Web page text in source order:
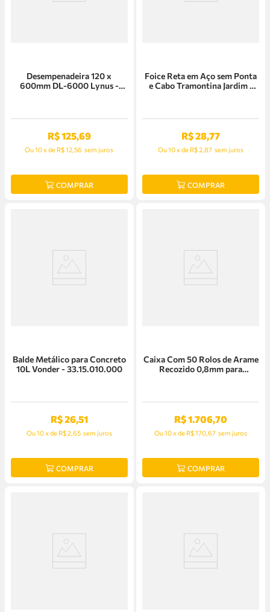
Desempenadeira 120 x
600mm DL-6000 Lynus -
R$125,69
Ou10xde R$ 12,56 sem juros
COMPRAR
Foice Reta em Aço sem Ponta
e Cabo Tramontina Jardim -
R$28,77
Ou10xde R$ 2,87 sem juros
COMPRAR
Balde Metálico para Concreto
10L Vonder - 33.15.010.000
R$26,51
Ou10xde R$ 2,65 sem juros
COMPRAR
Caixa Com 50 Rolos de Arame
Recozido 0,8mm para
R$1.706,70
Ou10xde R$ 170,67 sem juros
COMPRAR